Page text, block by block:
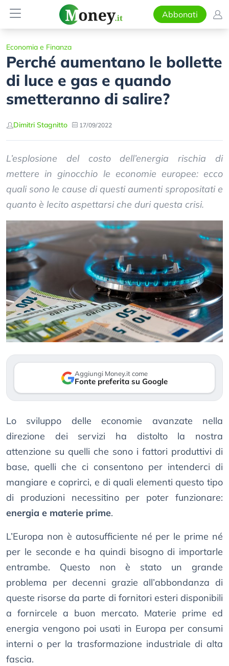
Abbonati
Economia e Finanza
Perché aumentano le bollette
di luce e gas e quando
smetteranno di salire?
Dimitri Stagnitto 17/09/2022
L’esplosione del costo dell’energia rischia di
mettere in ginocchio le economie europee: ecco
quali sono le cause di questi aumenti spropositati e
quanto è lecito aspettarsi che duri questa crisi.
Aggiungi Money.it come
Fonte preferita su Google
Lo sviluppo delle economie avanzate nella
direzione dei servizi ha distolto la nostra
attenzione su quelli che sono i fattori produttivi di
base, quelli che ci consentono per intenderci di
mangiare e coprirci, e di quali elementi questo tipo
di produzioni necessitino per poter funzionare:
energia e materie prime.
L’Europa non è autosufficiente né per le prime né
per le seconde e ha quindi bisogno di importarle
entrambe. Questo non è stato un grande
problema per decenni grazie all’abbondanza di
queste risorse da parte di fornitori esteri disponibili
a fornircele a buon mercato. Materie prime ed
energia vengono poi usati in Europa per consumi
interni o per la trasformazione industriale di alta
fascia.